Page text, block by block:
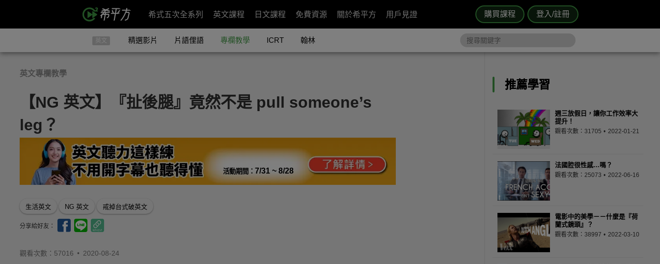
購買課程 登入/註冊
希式五次全系列 英文課程 日文課程 免費資源 關於希平方 用戶見證
英文 精選影片 片語俚語 專欄教學 ICRT 翰林
英文專欄教學
【NG 英文】『扯後腿』竟然不是 pull someone’s
leg？
活動期間： 7/31 ~ 8/28
生活英文 NG 英文 戒掉台式破英文
分享給好友：
觀看次數：57016 • 2020-08-24
推薦學習
週三放假日，讓你工作效率大
提升！
觀看次數：31705 2022-01-21
法國腔很性感…嗎？
觀看次數：25073 2022-06-16
電影中的美學－－什麼是『荷
蘭式鏡頭』？
觀看次數：38997 2022-03-10